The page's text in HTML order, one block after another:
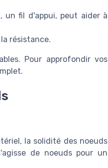
un fil d'appui, peut aider à
résistance.
Pour approfondir vos
la solidité des noeuds
de noeuds pour un